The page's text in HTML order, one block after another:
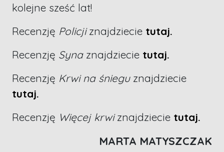
kolejne sześć lat!
Recenzję Policjiznajdziecie tutaj.
Recenzję Synaznajdziecie tutaj.
Recenzję Krwi na śnieguznajdziecie
tutaj.
Recenzję Więcej krwiznajdziecie tutaj.
MARTA MATYSZCZAK